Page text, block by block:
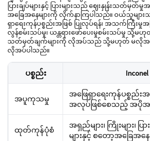
ပြားချပ်များနှင့် ပြားများသည် ဈေးနှုန်းသတ်
အခြေအနေများကို လိုက်နာကြပါသည်။ ဝယ်သူမျာ
ရှာရေးကုန်ပစ္စည်းအဖြစ် ပြုလုပ်ရန်၊ အသက်ကြီးမှု
လွန်စမ်းသပ်မှု၊ ယန္တရားဖော်ပေးမှုစမ်းသပ်မှု သို့မ
သတ်မှတ်ချက်များကို လိုအပ်သည် သို့မဟုတ် မလို
လိုအပ်ပါသည်။
ပစ္စည်း
အပူကုသမှု
အဖြေရှာရေးကုန်ပစ္စည်
အလုပ်ဖြစ်စေသည့် အပိုအဆ
ထုတ်ကုန်ပုံစံ
အရှည်များ၊ ကြိုးများ၊ ပ
များနှင့် စတော့အခြေအ